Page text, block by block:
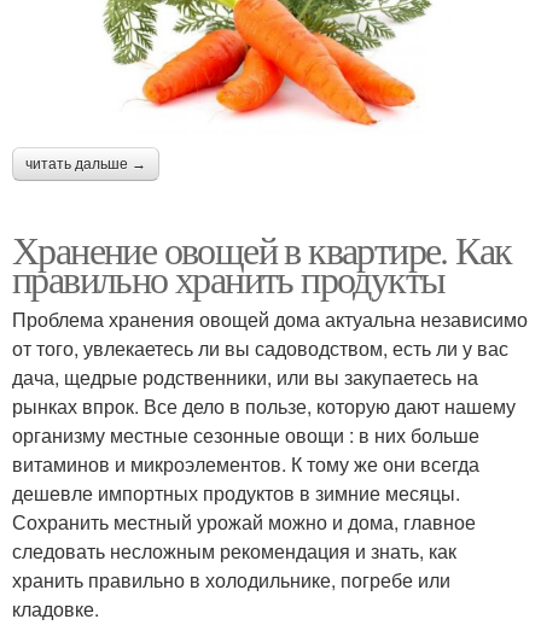
читать дальше →
Хранение овощей в квартире. Как
правильно хранить продукты
Проблема хранения овощей дома актуальна независимо
от того, увлекаетесь ли вы садоводством, есть ли у вас
дача, щедрые родственники, или вы закупаетесь на
рынках впрок. Все дело в пользе, которую дают нашему
организму местные сезонные овощи : в них больше
витаминов и микроэлементов. К тому же они всегда
дешевле импортных продуктов в зимние месяцы.
Сохранить местный урожай можно и дома, главное
следовать несложным рекомендация и знать, как
хранить правильно в холодильнике, погребе или
кладовке.